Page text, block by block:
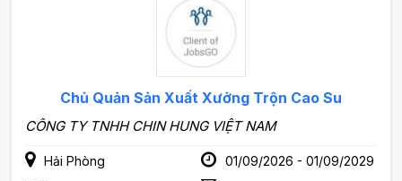
Chủ Quản Sản Xuất Xưởng Trộn Cao Su
CÔNG TY TNHH CHIN HUNG VIỆT NAM
Hải Phòng
01/09/2026 - 01/09/2029